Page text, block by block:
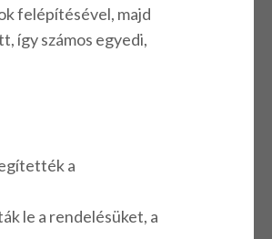
felépítésével, majd
így számos egyedi,
a
le a rendelésüket, a